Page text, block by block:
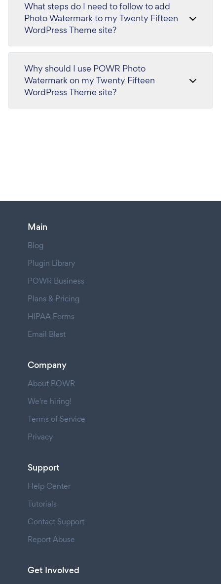
What steps do I need to follow to add
Photo Watermark to my Twenty Fifteen
WordPress Theme site?
Why should I use POWR Photo
Watermark on my Twenty Fifteen
WordPress Theme site?
Main
Blog
Plugin Library
POWR Business
Plans & Pricing
HIPAA Forms
Email Blast
Company
About POWR
We're hiring!
Terms of Service
Privacy
Support
Help Center
Tutorials
Contact Support
Report Abuse
Get Involved